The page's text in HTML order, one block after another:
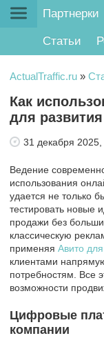
Партнерки
Статьи
ActualTraffic.ru »
Как
для
31 декабря 2025,
Ведение
использования
удается не только
тестировать новые
продажи без
классическую
применяя Авито
клиентами
потребностям. Все
возможности
Цифровые
компании